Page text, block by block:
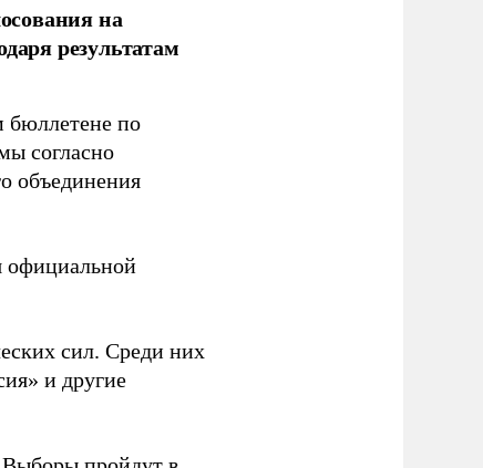
на
результатам
бюллетене по
согласно
объединения
официальной
сил. Среди них
и другие